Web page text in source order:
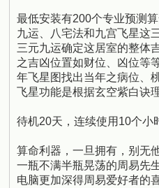
最低安装有200个专业预测
九运、八宅法和九宫飞星这
三元九运确定这居室的整体
之吉凶位置如财位、凶位等
年飞星图找出当年之病位、
飞星功能是根据玄空紫白诀
待机20天，连续使用10个小
算命利器，一旦拥有，别无
一瓶不满半瓶晃荡的周易先
电脑更加深得周易爱好者的